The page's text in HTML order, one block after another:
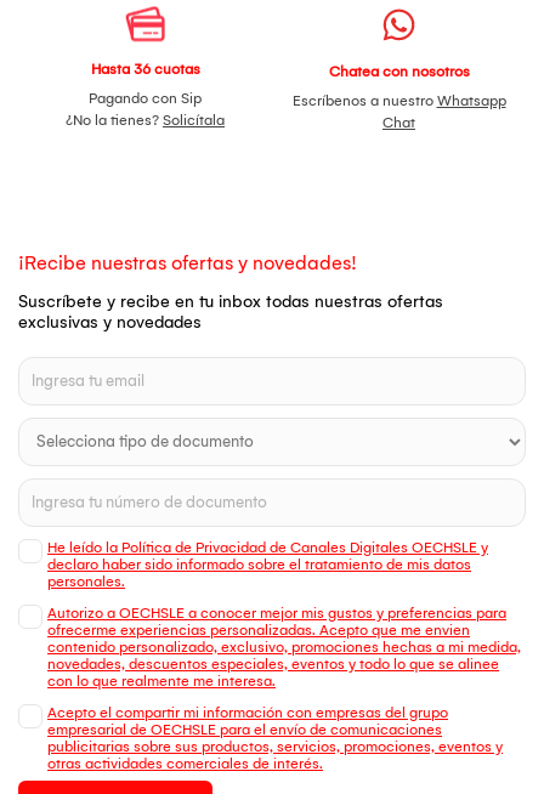
Hasta 36 cuotas
Pagando con Sip
¿No la tienes? Solicítala
Chatea con nosotros
Escríbenos a nuestro Whatsapp
Chat
¡Recibe nuestras ofertas y novedades!
Suscríbete y recibe en tu inbox todas nuestras ofertas
exclusivas y novedades
He leído la Política de Privacidad de Canales Digitales OECHSLE y
declaro haber sido informado sobre el tratamiento de mis datos
personales.
Autorizo a OECHSLE a conocer mejor mis gustos y preferencias para
ofrecerme experiencias personalizadas. Acepto que me envien
contenido personalizado, exclusivo, promociones hechas a mi medida,
novedades, descuentos especiales, eventos y todo lo que se alinee
con lo que realmente me interesa.
Acepto el compartir mi información con empresas del grupo
empresarial de OECHSLE para el envío de comunicaciones
publicitarias sobre sus productos, servicios, promociones, eventos y
otras actividades comerciales de interés.